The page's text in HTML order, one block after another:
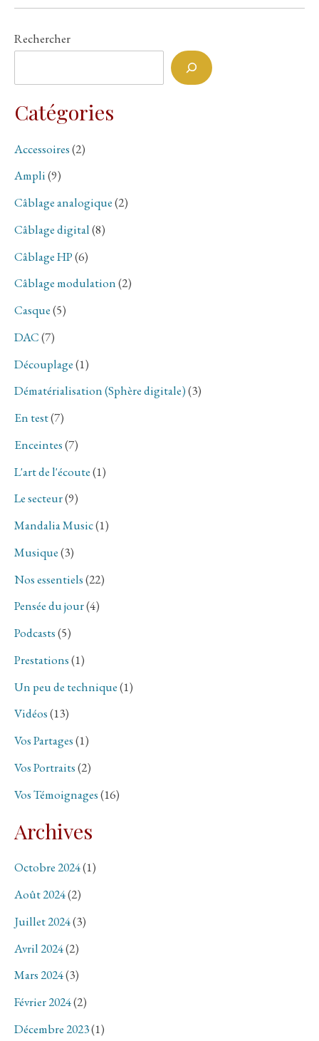
BFLY
Rechercher
Catégories
Accessoires(2)
Ampli(9)
Câblage analogique(2)
Câblage digital(8)
Câblage HP(6)
Câblage modulation(2)
Casque(5)
DAC(7)
Découplage(1)
Dématérialisation (Sphère digitale)(3)
En test(7)
Enceintes(7)
L'art de l'écoute(1)
Le secteur(9)
Mandalia Music(1)
Musique(3)
Nos essentiels(22)
Pensée du jour(4)
Podcasts(5)
Prestations(1)
Un peu de technique(1)
Vidéos(13)
Vos Partages(1)
Vos Portraits(2)
Vos Témoignages(16)
Archives
Octobre 2024(1)
Août 2024(2)
Juillet 2024(3)
Avril 2024(2)
Mars 2024(3)
Février 2024(2)
Décembre 2023(1)